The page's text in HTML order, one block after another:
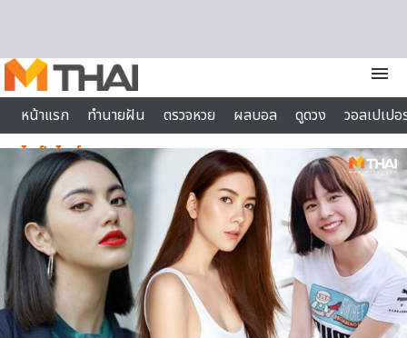
menu
หน้าแรก
ทำนายฝัน ตรวจหวย ผลบอล ดูดวง
วอลเปเป
ไลฟ์สไตล์